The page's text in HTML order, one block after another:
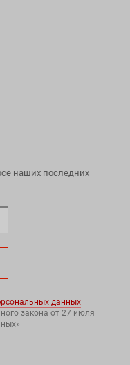
наших последних
данных
закона от 27 июля